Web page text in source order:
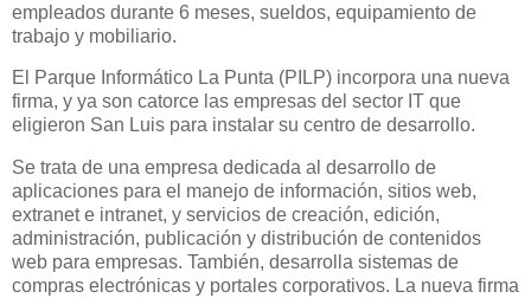
empleados durante 6 meses, sueldos, equipamiento de
trabajo y mobiliario.
El Parque Informático La Punta (PILP) incorpora una nueva
firma, y ya son catorce las empresas del sector IT que
eligieron San Luis para instalar su centro de desarrollo.
Se trata de una empresa dedicada al desarrollo de
aplicaciones para el manejo de información, sitios web,
extranet e intranet, y servicios de creación, edición,
administración, publicación y distribución de contenidos
web para empresas. También, desarrolla sistemas de
compras electrónicas y portales corporativos. La nueva firma